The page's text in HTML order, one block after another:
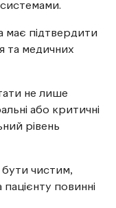
має підтвердити
та медичних
не лише
або критичні
рівень
чистим,
повинні